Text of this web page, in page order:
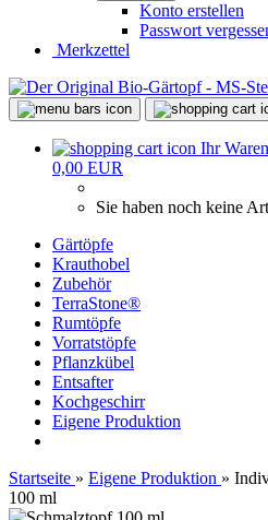
Konto erstellen
Passwort
Merkzettel
Ihr
0,00 EUR
Sie haben noch keine
Gärtöpfe
Krauthobel
Zubehör
TerraStone®
Rumtöpfe
Vorratstöpfe
Pflanzkübel
Entsafter
Kochgeschirr
Eigene Produktion
Startseite » Eigene Produktion »
100 ml